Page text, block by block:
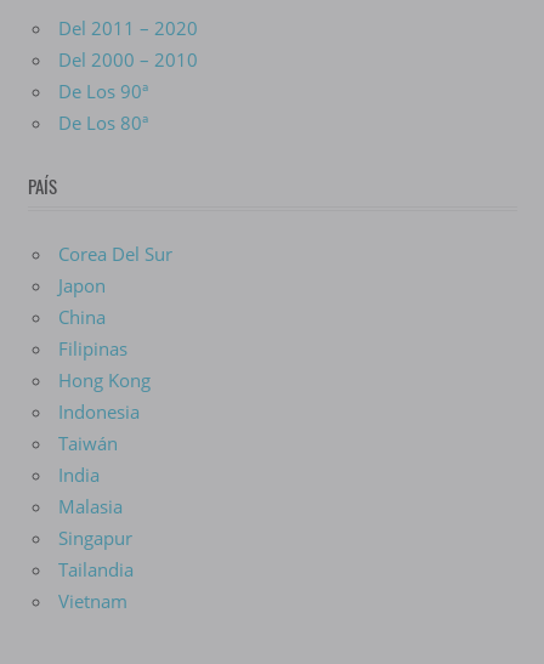
Del 2011 – 2020
Del 2000 – 2010
De Los 90ª
De Los 80ª
PAÍS
Corea Del Sur
Japon
China
Filipinas
Hong Kong
Indonesia
Taiwán
India
Malasia
Singapur
Tailandia
Vietnam